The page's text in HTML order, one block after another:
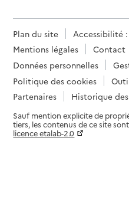
Plan du site
Accessibilité
Mentions légales
Contact
Données personnelles
Politique des cookies
Partenaires
Historique
Sauf mention explicite de
tiers, les contenus de ce site
licence etalab-2.0